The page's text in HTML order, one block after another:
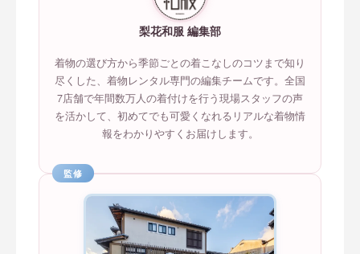
梨花和服 編集部
着物の選び方から季節ごとの着こなしのコツまで知り
尽くした、着物レンタル専門の編集チームです。全国
7店舗で年間数万人の着付けを行う現場スタッフの声
を活かして、初めてでも可愛くなれるリアルな着物情
報をわかりやすくお届けします。
監修